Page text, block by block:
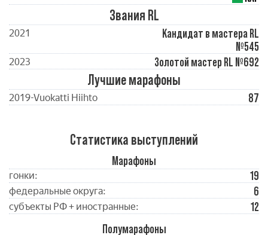
Звания RL
2021
Кандидат в мастера RL
№545
2023 Золотой мастер RL №692
Лучшие марафоны
2019-Vuokatti Hiihto 87
Статистика выступлений
Марафоны
гонки: 19
федеральные округа: 6
субъекты РФ + иностранные:
12
Полумарафоны